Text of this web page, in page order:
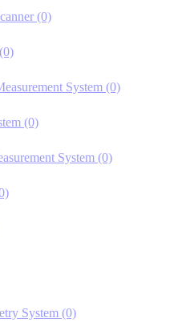
(0)
(0)
System (0)
(0)
System (0)
System (0)